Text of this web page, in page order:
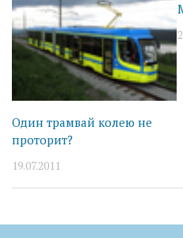
Один трамвай колею не
проторит?
19.07.2011